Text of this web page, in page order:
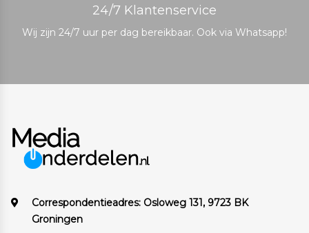
24/7 Klantenservice
Wij zijn 24/7 uur per dag bereikbaar. Ook via Whatsapp!
Correspondentieadres: Osloweg 131, 9723 BK
Groningen